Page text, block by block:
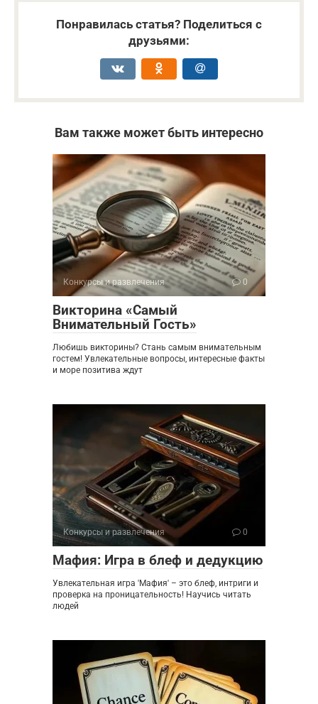
Понравилась статья? Поделиться с
друзьями:
Вам также может быть интересно
Конкурсы и развлечения 0
Викторина «Самый
Внимательный Гость»
Любишь викторины? Стань самым внимательным
гостем! Увлекательные вопросы, интересные факты
и море позитива ждут
Конкурсы и развлечения 0
Мафия: Игра в блеф и дедукцию
Увлекательная игра 'Мафия' – это блеф, интриги и
проверка на проницательность! Научись читать
людей